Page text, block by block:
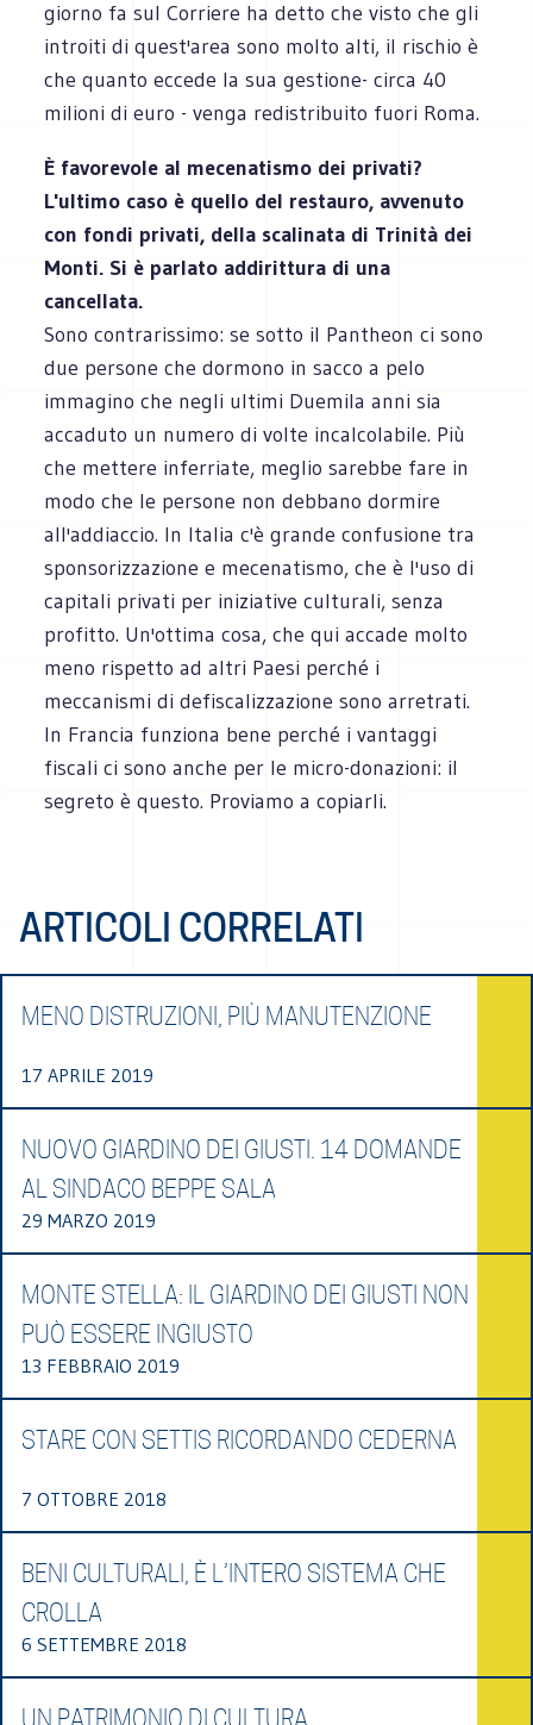
giorno fa sul Corriere ha detto che visto che gli
introiti di quest'area sono molto alti, il rischio è
che quanto eccede la sua gestione- circa 40
milioni di euro - venga redistribuito fuori Roma.
È favorevole al mecenatismo dei privati?
L'ultimo caso è quello del restauro, avvenuto
con fondi privati, della scalinata di Trinità dei
Monti. Si è parlato addirittura di una
cancellata.
Sono contrarissimo: se sotto il Pantheon ci sono
due persone che dormono in sacco a pelo
immagino che negli ultimi Duemila anni sia
accaduto un numero di volte incalcolabile. Più
che mettere inferriate, meglio sarebbe fare in
modo che le persone non debbano dormire
all'addiaccio. In Italia c'è grande confusione tra
sponsorizzazione e mecenatismo, che è l'uso di
capitali privati per iniziative culturali, senza
profitto. Un'ottima cosa, che qui accade molto
meno rispetto ad altri Paesi perché i
meccanismi di defiscalizzazione sono arretrati.
In Francia funziona bene perché i vantaggi
fiscali ci sono anche per le micro-donazioni: il
segreto è questo. Proviamo a copiarli.
ARTICOLI CORRELATI
MENO DISTRUZIONI, PIÙ MANUTENZIONE
17 APRILE 2019
NUOVO GIARDINO DEI GIUSTI. 14 DOMANDE
AL SINDACO BEPPE SALA
29 MARZO 2019
MONTE STELLA: IL GIARDINO DEI GIUSTI NON
PUÒ ESSERE INGIUSTO
13 FEBBRAIO 2019
STARE CON SETTIS RICORDANDO CEDERNA
7 OTTOBRE 2018
BENI CULTURALI, È L’INTERO SISTEMA CHE
CROLLA
6 SETTEMBRE 2018
UN PATRIMONIO DI CULTURA